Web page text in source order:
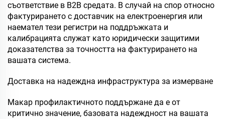
съответствие в B2B средата. В случай на спор относно
фактурирането с доставчик на електроенергия или
наемател тези регистри на поддръжката и
калибрацията служат като юридически защитими
доказателства за точността на фактурирането на
вашата система.
Доставка на надеждна инфраструктура за измерване
Макар профилактичното поддържане да е от
критично значение, базовата надеждност на вашата